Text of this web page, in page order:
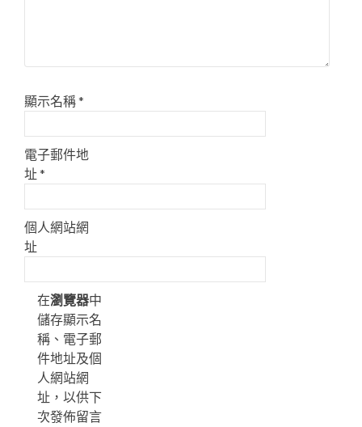
顯示名稱*
電子郵件地
址*
個人網站網
址
在瀏覽器中
儲存顯示名
稱、電子郵
件地址及個
人網站網
址，以供下
次發佈留言